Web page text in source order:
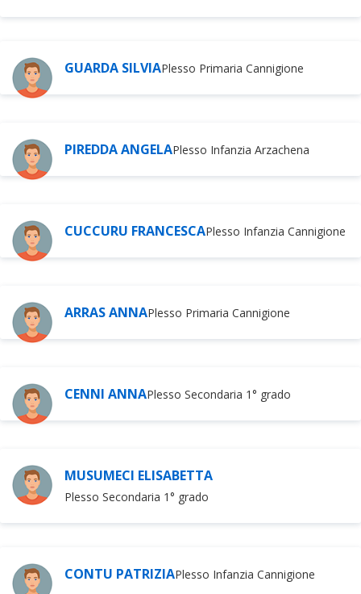
GUARDA SILVIAPlesso Primaria Cannigione
PIREDDA ANGELAPlesso Infanzia Arzachena
CUCCURU FRANCESCAPlesso Infanzia Cannigione
ARRAS ANNAPlesso Primaria Cannigione
CENNI ANNAPlesso Secondaria 1° grado
MUSUMECI ELISABETTA
Plesso Secondaria 1° grado
CONTU PATRIZIAPlesso Infanzia Cannigione